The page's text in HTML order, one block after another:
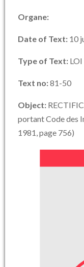
Organe:
Date of Text: 10
Type of Text: LOI
Text no:81-50
Object:
portant Code des
1981, page 756)